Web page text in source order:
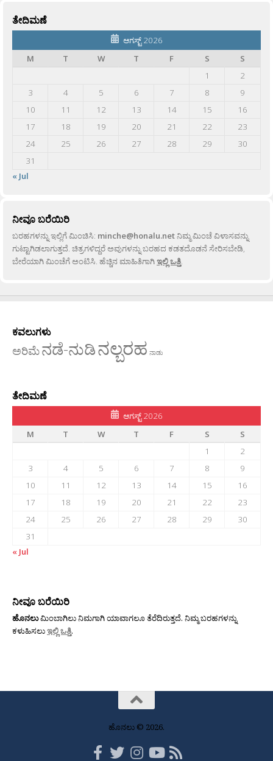
ತೇದಿಮಣೆ
ಆಗಸ್ಟ್ 2026
M
T W T F S
S
1
2
3
4 5 6 7 8
9
10
11 12 13 14 15
16
17
18 19 20 21 22
23
24
25 26 27 28 29
30
31
« Jul
ನೀವೂ ಬರೆಯಿರಿ
ಬರಹಗಳನ್ನು ಇಲ್ಲಿಗೆ ಮಿಂಚಿಸಿ: minche@honalu.netನಿಮ್ಮ ಮಿಂಚೆ ವಿಳಾಸವನ್ನು
ಗುಟ್ಟಾಗಿಡಲಾಗುತ್ತದೆ. ಚಿತ್ರಗಳಿದ್ದರೆ ಅವುಗಳನ್ನು ಬರಹದ ಕಡತದೊಡನೆ ಸೇರಿಸಬೇಡಿ,
ಬೇರೆಯಾಗಿ ಮಿಂಚೆಗೆ ಅಂಟಿಸಿ. ಹೆಚ್ಚಿನ ಮಾಹಿತಿಗಾಗಿಇಲ್ಲಿ ಒತ್ತಿ
ಕವಲುಗಳು
ಅರಿಮೆನಡೆ-ನುಡಿನಲ್ಬರಹ ನಾಡು
ತೇದಿಮಣೆ
ಆಗಸ್ಟ್ 2026
M
T W T F S
S
1
2
3
4 5 6 7 8
9
10
11 12 13 14 15
16
17
18 19 20 21 22
23
24
25 26 27 28 29
30
31
« Jul
ನೀವೂ ಬರೆಯಿರಿ
ಹೊನಲುಮಿಂಬಾಗಿಲು ನಿಮಗಾಗಿ ಯಾವಾಗಲೂ ತೆರೆದಿರುತ್ತದೆ. ನಿಮ್ಮ ಬರಹಗಳನ್ನು
ಕಳುಹಿಸಲುಇಲ್ಲಿ ಒತ್ತಿ.
ಹೊನಲು © 2026.